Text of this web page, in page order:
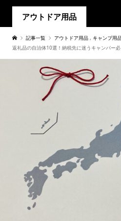
アウトドア用品
記事一覧 アウトドア用品 , キャンプ用
返礼品の自治体10選！納税先に迷うキャンパー必